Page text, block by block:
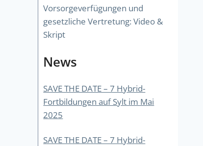
Vorsorgeverfügungen und
gesetzliche Vertretung: Video &
Skript
News
SAVE THE DATE – 7 Hybrid-
Fortbildungen auf Sylt im Mai
2025
SAVE THE DATE – 7 Hybrid-